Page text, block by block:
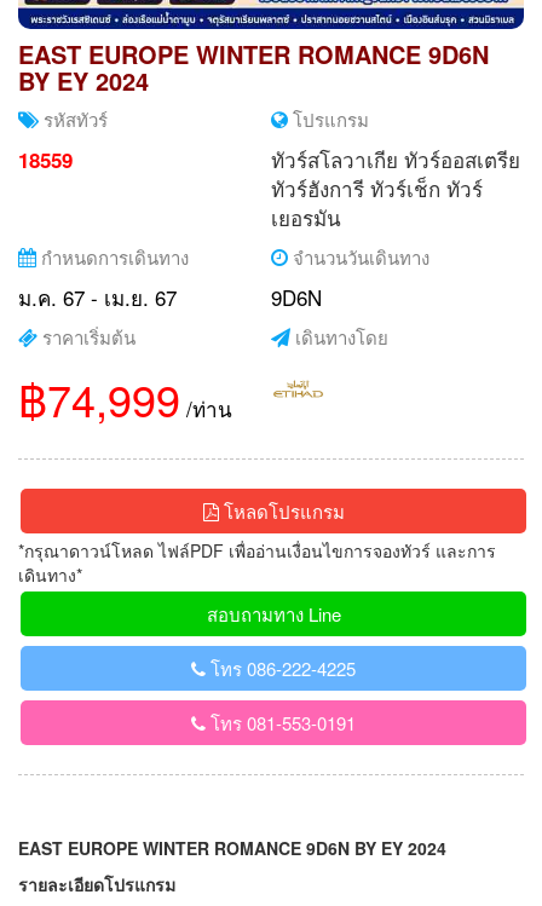
EAST EUROPE WINTER ROMANCE 9D6N
BY EY 2024
รหัสทัวร์
18559
โปรแกรม
ทัวร์สโลวาเกีย ทัวร์ออสเตรีย
ทัวร์ฮังการี ทัวร์เช็ก ทัวร์
เยอรมัน
กำหนดการเดินทาง
ม.ค. 67 - เม.ย. 67
จำนวนวันเดินทาง
9D6N
ราคาเริ่มต้น
฿74,999 /ท่าน
เดินทางโดย
โหลดโปรแกรม
*กรุณาดาวน์โหลด ไฟล์PDF เพื่ออ่านเงื่อนไขการจองทัวร์ และการ
เดินทาง*
สอบถามทาง Line
โทร 086-222-4225
โทร 081-553-0191
EAST EUROPE WINTER ROMANCE 9D6N BY EY 2024
รายละเอียดโปรแกรม